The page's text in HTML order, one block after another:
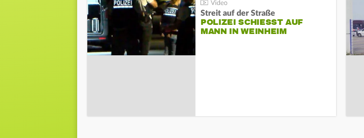
Streit auf der Straße
POLIZEI SCHIESST AUF M
ANN IN WEINHEIM